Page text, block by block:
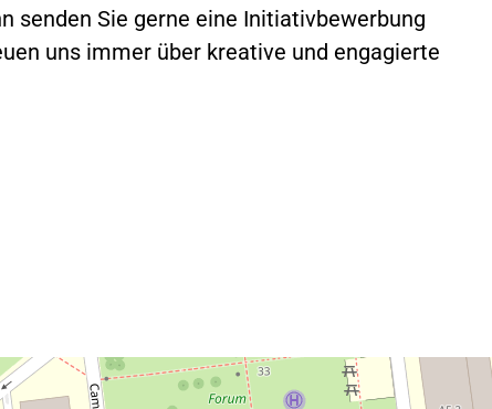
senden Sie gerne eine Initiativbewerbung
uns immer über kreative und engagierte